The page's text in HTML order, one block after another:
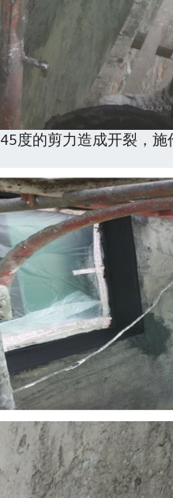
45度的剪力造成开裂，施